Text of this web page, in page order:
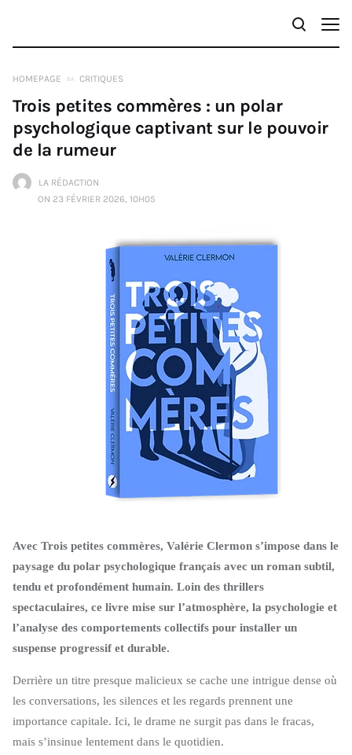
HOMEPAGE CRITIQUES
LA RÉDACTION
ON 23 FÉVRIER 2026, 10H05
Trois petites commères : un polar
psychologique captivant sur le pouvoir
de la rumeur
Avec Trois petites commères, Valérie Clermon s’impose dans le
paysage du polar psychologique français avec un roman subtil,
tendu et profondément humain. Loin des thrillers
spectaculaires, ce livre mise sur l’atmosphère, la psychologie et
l’analyse des comportements collectifs pour installer un
suspense progressif et durable.
Derrière un titre presque malicieux se cache une intrigue dense où
les conversations, les silences et les regards prennent une
importance capitale. Ici, le drame ne surgit pas dans le fracas,
mais s’insinue lentement dans le quotidien.